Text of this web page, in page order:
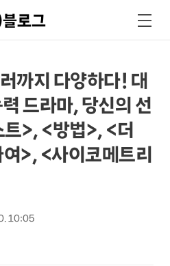
로그
색
메
뉴
까지 다양하다! 대
드라마, 당신의 선
>, <방법>, <더
>, <사이코메트리
10:05